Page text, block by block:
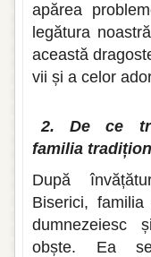
apărea
legătura
această
vii și a celor
2. De ce
familia
După
Biserici,
dumnezeiesc
obște. Ea